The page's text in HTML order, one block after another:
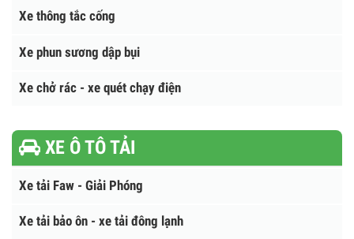
Xe cuốn ép chở rác
Xe phun nước rửa đường
Xe quét đường hút bụi
Xe chở bùn
Trạm ép rác
Xe thông tắc cống